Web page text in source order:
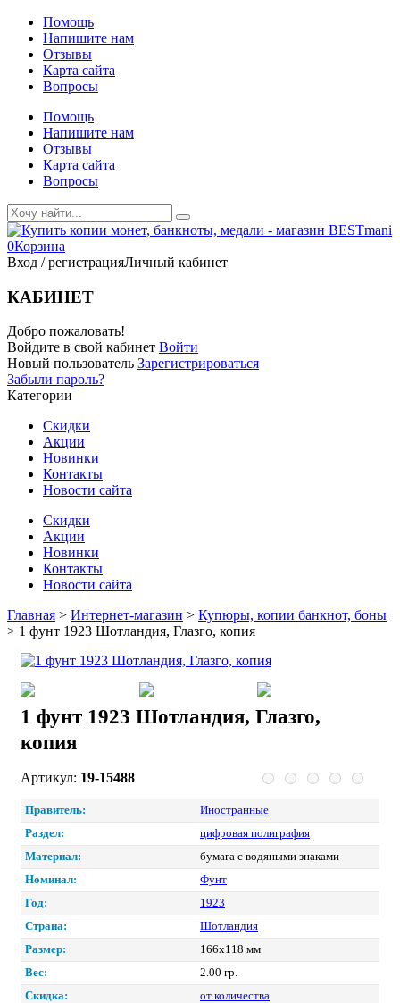
Помощь
Напишите нам
Отзывы
Карта сайта
Вопросы
Помощь
Напишите нам
Отзывы
Карта сайта
Вопросы
0Корзина
Вход / регистрацияЛичный кабинет
КАБИНЕТ
Добро пожаловать!
Войдите в свой кабинет Войти
Новый пользователь Зарегистрироваться
Забыли пароль?
Категории
Скидки
Акции
Новинки
Контакты
Новости сайта
Скидки
Акции
Новинки
Контакты
Новости сайта
Главная > Интернет-магазин > Купюры, копии банкнот, боны
> 1 фунт 1923 Шотландия, Глазго, копия
1 фунт 1923 Шотландия, Глазго,
копия
Артикул: 19-15488
Правитель:
Иностранные
Раздел:
цифровая полиграфия
Материал:
бумага с водяными знаками
Номинал:
Фунт
Год:
1923
Страна:
Шотландия
Размер:
166х118 мм
Вес:
2.00 гр.
Скидка:
от количества